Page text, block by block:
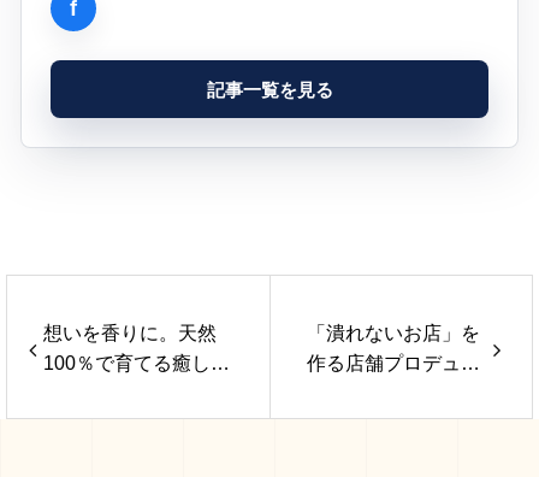
記事一覧を見る
想いを香りに。天然
100％で育てる癒しの
「潰れないお店」を
作る店舗プロデュー